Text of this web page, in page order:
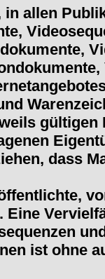
allen
dass
Eine
ist ohne